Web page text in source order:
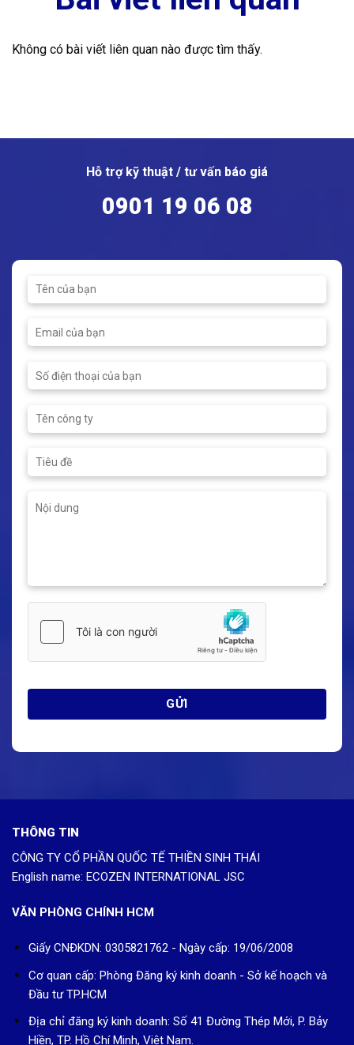
Không có bài viết liên quan nào được tìm thấy.
Hỗ trợ kỹ thuật / tư vấn báo giá
0901 19 06 08
THÔNG TIN
CÔNG TY CỔ PHẦN QUỐC TẾ THIỀN SINH THÁI
English name: ECOZEN INTERNATIONAL JSC
VĂN PHÒNG CHÍNH HCM
Giấy CNĐKDN: 0305821762 - Ngày cấp: 19/06/2008
Cơ quan cấp: Phòng Đăng ký kinh doanh - Sở kế hoạch và
Đầu tư TP.HCM
Địa chỉ đăng ký kinh doanh: Số 41 Đường Thép Mới, P. Bảy
Hiền, TP. Hồ Chí Minh, Việt Nam.